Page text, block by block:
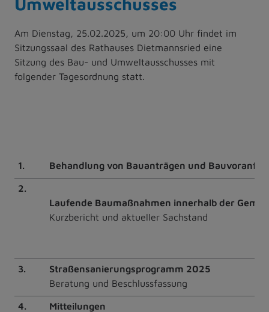
Am Dienstag, 25.02.2025, um 20:00 Uhr findet im
Sitzungssaal des Rathauses Dietmannsried eine
Sitzung des Bau- und Umweltausschusses mit
folgender Tagesordnung statt.
1. Behandlung von Bauanträgen und
2.
Laufende Baumaßnahmen innerhalb der
Kurzbericht und aktueller Sachstand
3.
Straßensanierungsprogramm 2025
Beratung und Beschlussfassung
4. Mitteilungen